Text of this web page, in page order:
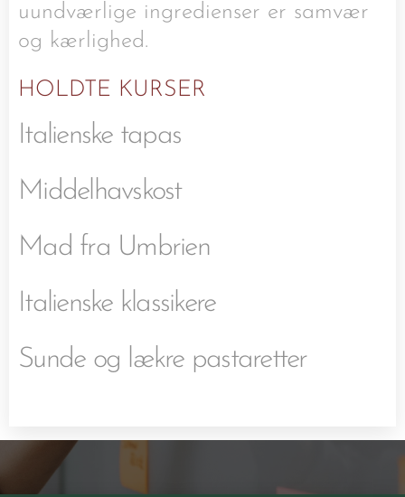
uundværlige ingredienser er samvær
og kærlighed.
HOLDTE KURSER
Italienske tapas
Middelhavskost
Mad fra Umbrien
Italienske klassikere
Sunde og lækre pastaretter